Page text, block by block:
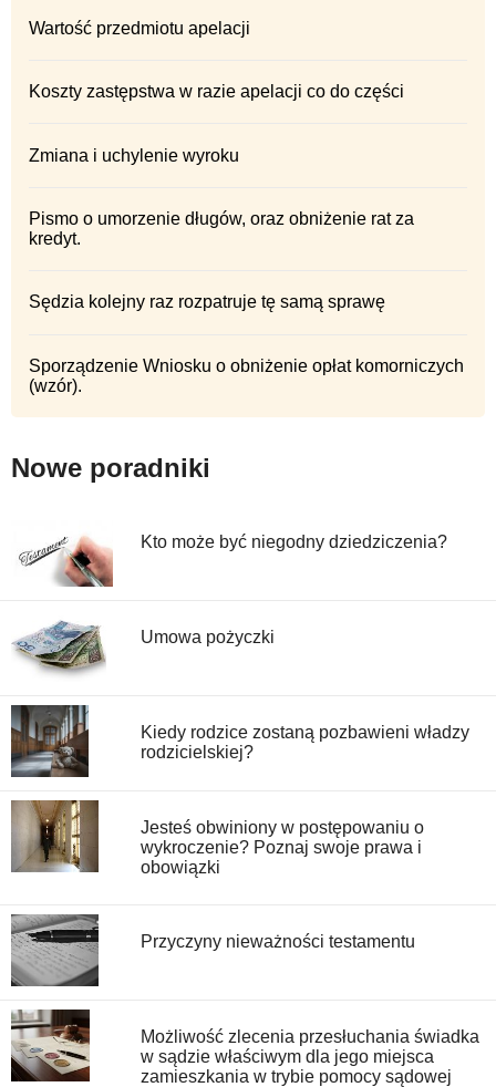
Wartość przedmiotu apelacji
Koszty zastępstwa w razie apelacji co do części
Zmiana i uchylenie wyroku
Pismo o umorzenie długów, oraz obniżenie rat za
kredyt.
Sędzia kolejny raz rozpatruje tę samą sprawę
Sporządzenie Wniosku o obniżenie opłat komorniczych
(wzór).
Nowe poradniki
Kto może być niegodny dziedziczenia?
Umowa pożyczki
Kiedy rodzice zostaną pozbawieni władzy
rodzicielskiej?
Jesteś obwiniony w postępowaniu o
wykroczenie? Poznaj swoje prawa i
obowiązki
Przyczyny nieważności testamentu
Możliwość zlecenia przesłuchania świadka
w sądzie właściwym dla jego miejsca
zamieszkania w trybie pomocy sądowej